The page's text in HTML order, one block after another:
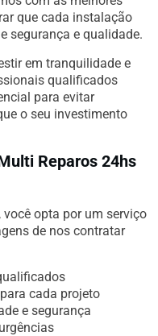
que cada instalação
segurança e qualidade.
em tranquilidade e
qualificados
para evitar
o seu investimento
Reparos 24hs
opta por um serviço
de nos contratar
cada projeto
e segurança